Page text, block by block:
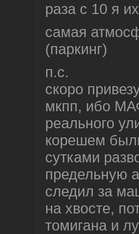
раза с 10 я
самая
(паркинг)
п.с.
скоро
мкпп, ибо
реального
корешем
сутками
предельную
следил за
на хвосте,
томигана и